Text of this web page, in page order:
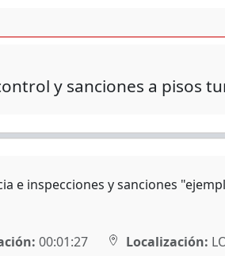
y sanciones a pisos
e inspecciones y sanciones
00:01:27 Localización: